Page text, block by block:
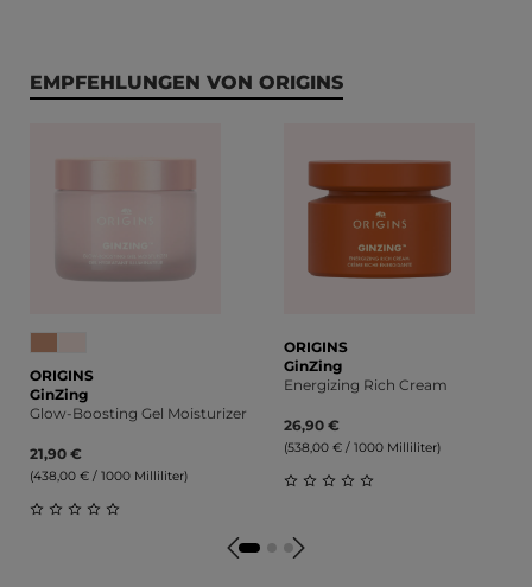
Produktgalerie überspringen
EMPFEHLUNGEN VON ORIGINS
ORIGINS
GinZing
Glow-Boosting Gel Moisturizer
21,90 €
(438,00 € / 1000 Milliliter)
Durchschnittliche Bewertung von 0 von 5 Sternen
ORIGINS
GinZing
Energizing Rich Cream
26,90 €
(538,00 € / 1000 Milliliter)